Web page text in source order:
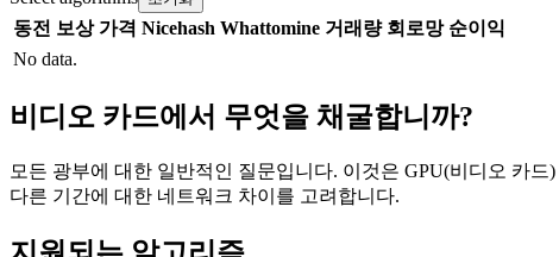
동전 보상 가격 Nicehash Whattomine 거래량 회로망 순이익
No data.
비디오 카드에서 무엇을 채굴합니까?
모든 광부에 대한 일반적인 질문입니다. 이것은 GPU(비디오 카
다른 기간에 대한 네트워크 차이를 고려합니다.